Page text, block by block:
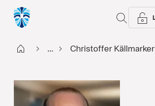
SÖK
Start ... Christoffer Källmarker